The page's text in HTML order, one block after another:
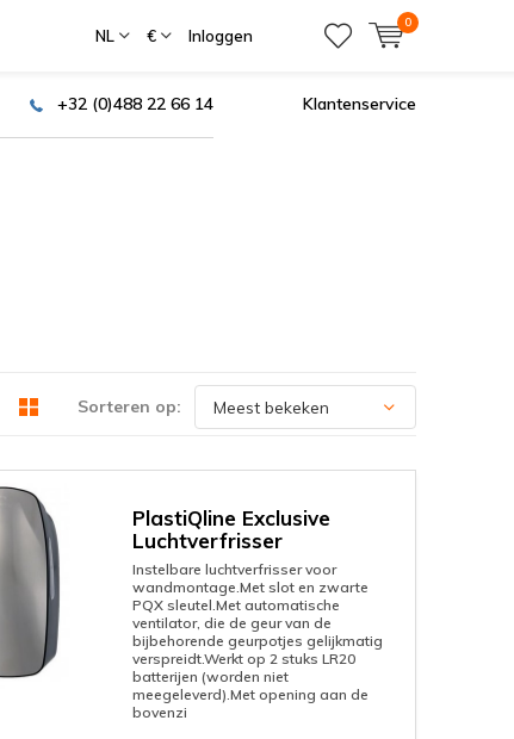
NL € Inloggen
0
+32 (0)488 22 66 14 Klantenservice
Sorteren op:
PlastiQline Exclusive
Luchtverfrisser
Instelbare luchtverfrisser voor
wandmontage.Met slot en zwarte
PQX sleutel.Met automatische
ventilator, die de geur van de
bijbehorende geurpotjes gelijkmatig
verspreidt.Werkt op 2 stuks LR20
batterijen (worden niet
meegeleverd).Met opening aan de
bovenzi